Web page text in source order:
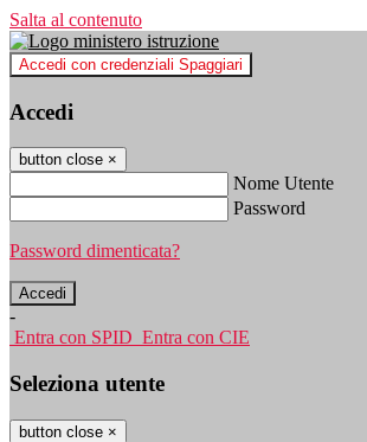
Salta al contenuto
Accedi con credenziali Spaggiari
Accedi
button close ×
Nome Utente
Password
Password dimenticata?
-
Entra con SPID Entra con CIE
Seleziona utente
button close ×